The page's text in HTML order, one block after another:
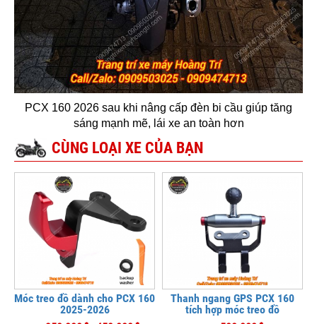
PCX 160 2026 sau khi nâng cấp đèn bi cầu giúp tăng
sáng mạnh mẽ, lái xe an toàn hơn
CÙNG LOẠI XE CỦA BẠN
Móc treo đồ dành cho PCX 160
2025-2026
Thanh ngang GPS PCX 160
tích hợp móc treo đồ